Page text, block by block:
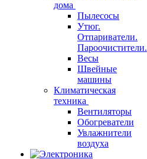
дома
Пылесосы
Утюг.
Отпариватели.
Пароочистители.
Весы
Швейные
машины
Климатическая
техника
Вентиляторы
Обогреватели
Увлажнители
воздуха